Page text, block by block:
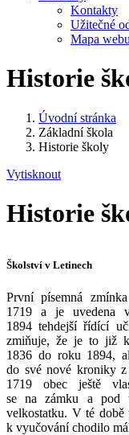
Kontakty
Užitečné
Mapa webu
Historie
Úvodní stránka
Základní škola
Historie školy
Vytisknout
Historie
Školství v Letinech
První písemná
1719 a je uvedena
1894 tehdejší řídící
zmiňuje, že je to již
1836 do roku 1894,
do své nové kroniky
1719 obec ještě
se na zámku a pod
velkostatku. V té době
k vyučování chodilo